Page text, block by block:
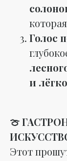
Голос
и
🍈
Этот